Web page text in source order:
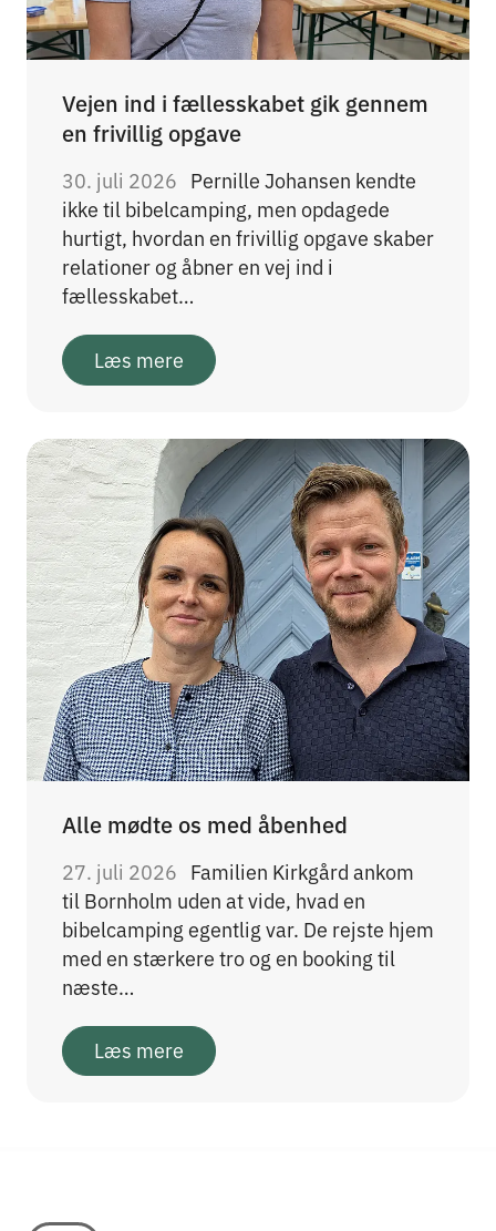
Vejen ind i fællesskabet gik gennem
en frivillig opgave
30. juli 2026 Pernille Johansen kendte
ikke til bibelcamping, men opdagede
hurtigt, hvordan en frivillig opgave skaber
relationer og åbner en vej ind i
fællesskabet…
Læs mere
Alle mødte os med åbenhed
27. juli 2026 Familien Kirkgård ankom
til Bornholm uden at vide, hvad en
bibelcamping egentlig var. De rejste hjem
med en stærkere tro og en booking til
næste…
Læs mere